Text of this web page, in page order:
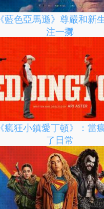
《藍色亞馬遜》尊嚴和新
注一擲
《瘋狂小鎮愛丁頓》：當
了日常